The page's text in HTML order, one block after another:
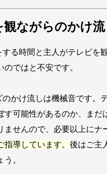
観ながらのかけ流
する時間と主人がテレビ
のではと不安です。
のかけ流しは機械音です
す可能性があるのか、ま
ませんので、必要以上にナ
導しています。 後はご主
。